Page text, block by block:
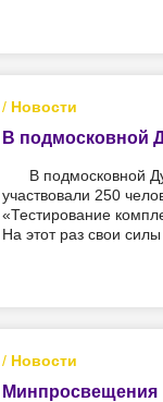
/ Новости
В подмосковной
В подмосковной
участвовали 250
«Тестирование
На этот раз свои
/ Новости
Минпросвещения